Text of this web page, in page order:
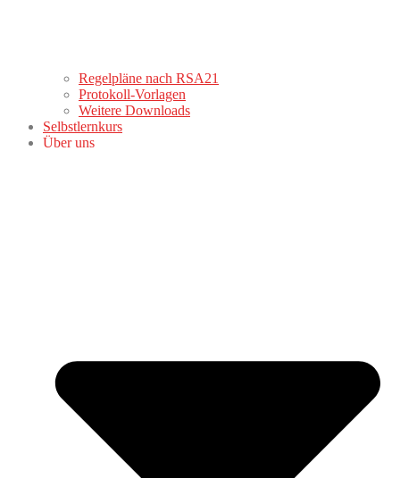
Regelpläne nach RSA21
Protokoll-Vorlagen
Weitere Downloads
Selbstlernkurs
Über uns